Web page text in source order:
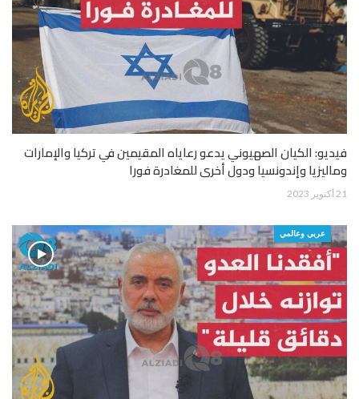
فيديو: الكيان الصهيوني يدعو رعاياه المقيمين في تركيا والإمارات
وماليزيا وإندونسيا ودول أخرى للمغادرة فورا
21 أكتوبر 2023
عربي وعالمي